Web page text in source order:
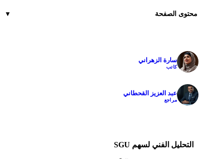
محتوى الصفحة
سارة الزهراني
كاتب
عبد العزيز القحطاني
مراجع
التحليل الفني لسهم SGU